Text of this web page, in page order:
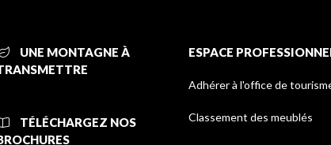
UNE MONTAGNE À
TÉLÉCHARGEZ NOS
ESPACE
Adhérer à l'office de
Classement des meublés